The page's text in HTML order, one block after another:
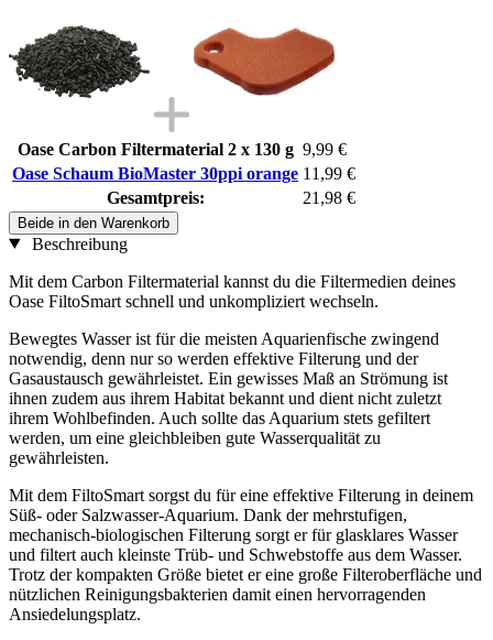
Oase Carbon Filtermaterial 2 x 130 g 9,99 €
Oase Schaum BioMaster 30ppi orange 11,99 €
Gesamtpreis:
21,98 €
Beide in den Warenkorb
Beschreibung
Mit dem Carbon Filtermaterial kannst du die Filtermedien deines
Oase FiltoSmart schnell und unkompliziert wechseln.
Bewegtes Wasser ist für die meisten Aquarienfische zwingend
notwendig, denn nur so werden effektive Filterung und der
Gasaustausch gewährleistet. Ein gewisses Maß an Strömung ist
ihnen zudem aus ihrem Habitat bekannt und dient nicht zuletzt
ihrem Wohlbefinden. Auch sollte das Aquarium stets gefiltert
werden, um eine gleichbleiben gute Wasserqualität zu
gewährleisten.
Mit dem FiltoSmart sorgst du für eine effektive Filterung in deinem
Süß- oder Salzwasser-Aquarium. Dank der mehrstufigen,
mechanisch-biologischen Filterung sorgt er für glasklares Wasser
und filtert auch kleinste Trüb- und Schwebstoffe aus dem Wasser.
Trotz der kompakten Größe bietet er eine große Filteroberfläche und
nützlichen Reinigungsbakterien damit einen hervorragenden
Ansiedelungsplatz.